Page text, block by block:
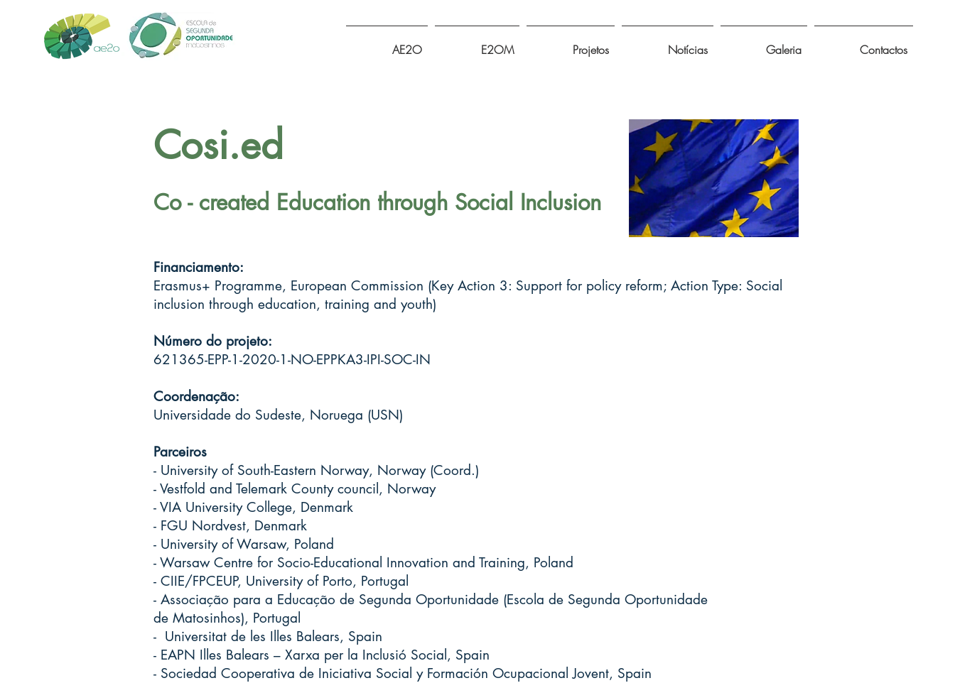
Cosi.ed
Co - created Education through Social Inclusion
Financiamento:
Erasmus+ Programme, European Commission (Key Action 3: Support for policy reform; Action Type: Social
inclusion through education, training and youth)
Número do projeto:
621365-EPP-1-2020-1-NO-EPPKA3-IPI-SOC-IN
Coordenação:
Universidade do Sudeste, Noruega (USN)
Parceiros
- University of South-Eastern Norway, Norway (Coord.)
- Vestfold and Telemark County council, Norway
- VIA University College, Denmark
- FGU Nordvest, Denmark
- University of Warsaw, Poland
- Warsaw Centre for Socio-Educational Innovation and Training, Poland
- CIIE/FPCEUP, University of Porto, Portugal
- Associação para a Educação de Segunda Oportunidade (Escola de Segunda Oportunidade
de Matosinhos), Portugal
- Universitat de les Illes Balears, Spain
- EAPN Illes Balears – Xarxa per la Inclusió Social, Spain
- Sociedad Cooperativa de Iniciativa Social y Formación Ocupacional Jovent, Spain
AE2O E2OM Projetos Notícias Galeria Contactos